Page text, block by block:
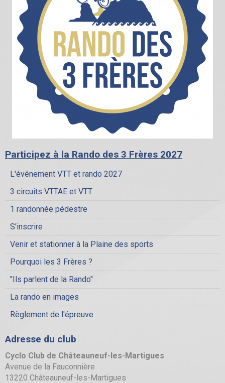
Participez à la Rando des 3 Frères 2027
L'événement VTT et rando 2027
3 circuits VTTAE et VTT
1 randonnée pédestre
S'inscrire
Venir et stationner à la Plaine des sports
Pourquoi les 3 Frères ?
"Ils parlent de la Rando"
La rando en images
Règlement de l'épreuve
Adresse du club
Cyclo Club de Châteauneuf-les-Martigues
Avenue de la Fauconnière
13220 Châteauneuf-les-Martigues